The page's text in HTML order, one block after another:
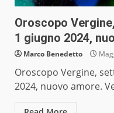
Oroscopo
1 giugno 2024,
Marco Benedetto
Oroscopo Vergine,
2024, nuovo amore.